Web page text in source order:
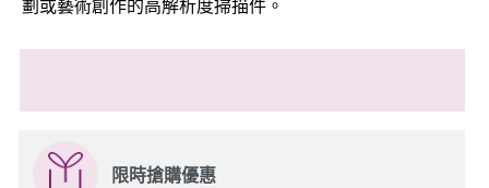
劃或藝術創作的高解析度掃描件。
限時搶購優惠